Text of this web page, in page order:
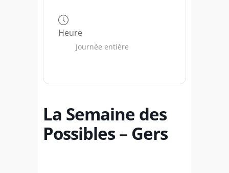
Heure
Journée entière
La Semaine des
Possibles – Gers